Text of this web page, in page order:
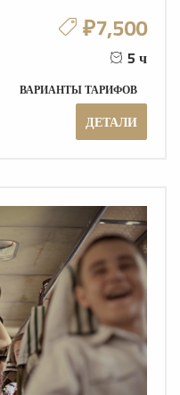
₽7,500
5 ч
ВАРИАНТЫ ТАРИФОВ
ДЕТАЛИ